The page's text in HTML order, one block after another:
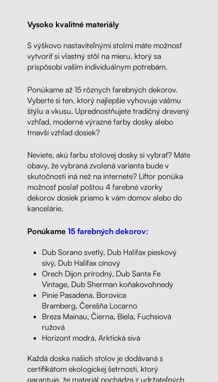
Vysoko kvalitné materiály
S výškovo nastaviteľnými stolmi máte možnosť
vytvoriť si vlastný stôl na mieru, ktorý sa
prispôsobí vašim individuálnym potrebám.
Ponúkame až 15 rôznych farebných dekorov.
Vyberte si ten, ktorý najlepšie vyhovuje vášmu
štýlu a vkusu. Uprednostňujete tradičný drevený
vzhľad, moderné výrazné farby dosky alebo
tmavší vzhľad dosiek?
Neviete, akú farbu stolovej dosky si vybrať? Máte
obavy, že vybraná zvolená varianta bude v
skutočnosti iná než na internete? Liftor ponúka
možnosť poslať poštou 4 farebné vzorky
dekorov dosiek priamo k vám domov alebo do
kancelárie.
Ponúkame 15 farebných dekorov:
Dub Sorano svetlý, Dub Halifax pieskový
sivý, Dub Halifax cínový
Orech Dijon prírodný, Dub Santa Fe
Vintage, Dub Sherman koňakovohnedý
Pinie Pasadena, Borovica
Bramberg, Čerešňa Locarno
Breza Mainau, Čierna, Biela, Fuchsiová
ružová
Horizont modrá, Arktická sivá
Každá doska našich stolov je dodávaná s
certifikátom ekologickej šetrnosti, ktorý
garantuje, že materiál pochádza z udržateľných